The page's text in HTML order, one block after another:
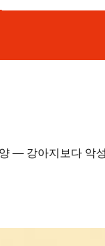
— 강아지보다 악